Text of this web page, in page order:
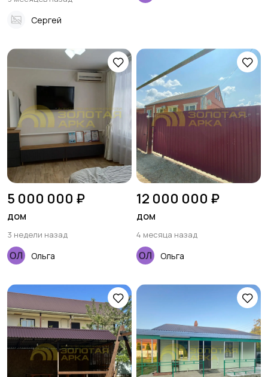
Сергей
5 000 000 ₽
дом
3 недели назад
Ольга
12 000 000 ₽
дом
4 месяца назад
Ольга